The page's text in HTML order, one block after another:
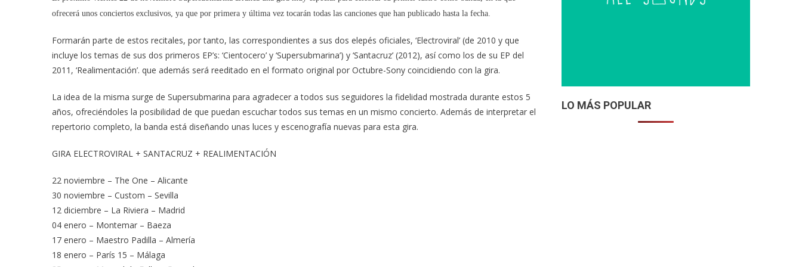
ofrecerá unos conciertos exclusivos, ya que por primera y última vez tocarán todas las canciones que han publicado hasta la fecha.
Formarán parte de estos recitales, por tanto, las correspondientes a sus dos elepés oficiales, ‘Electroviral’ (de 2010 y que
incluye los temas de sus dos primeros EP’s: ‘Cientocero’ y ‘Supersubmarina’) y ‘Santacruz’ (2012), así como los de su EP del
2011, ‘Realimentación’. que además será reeditado en el formato original por Octubre-Sony coincidiendo con la gira.
La idea de la misma surge de Supersubmarina para agradecer a todos sus seguidores la fidelidad mostrada durante estos 5
años, ofreciéndoles la posibilidad de que puedan escuchar todos sus temas en un mismo concierto. Además de interpretar el
repertorio completo, la banda está diseñando unas luces y escenografía nuevas para esta gira.
GIRA ELECTROVIRAL + SANTACRUZ + REALIMENTACIÓN
22 noviembre – The One – Alicante
30 noviembre – Custom – Sevilla
12 diciembre – La Riviera – Madrid
04 enero – Montemar – Baeza
17 enero – Maestro Padilla – Almería
18 enero – París 15 – Málaga
LO MÁS POPULAR